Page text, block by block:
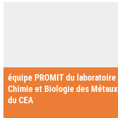
équipe PROMIT du laboratoire
Chimie et Biologie des Métaux
du CEA